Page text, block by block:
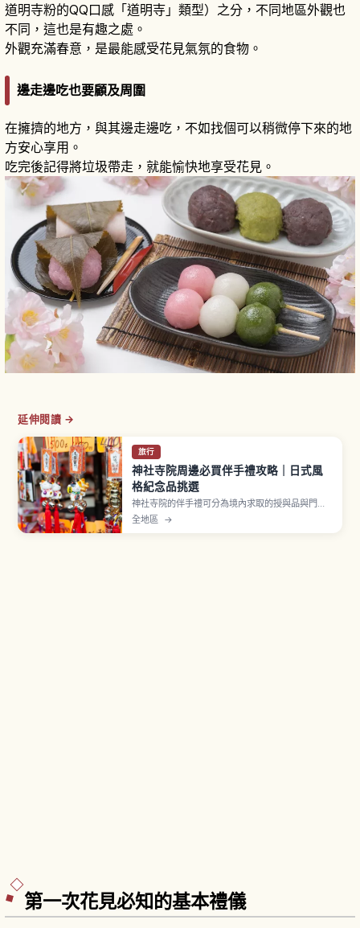
道明寺粉的QQ口感「道明寺」類型）之分，不同地區外觀也
不同，這也是有趣之處。
外觀充滿春意，是最能感受花見氣氛的食物。
邊走邊吃也要顧及周圍
在擁擠的地方，與其邊走邊吃，不如找個可以稍微停下來的地
方安心享用。
吃完後記得將垃圾帶走，就能愉快地享受花見。
延伸閱讀 →
旅行
神社寺院周邊必買伴手禮攻略｜日式風
格紀念品挑選
神社寺院的伴手禮可分為境內求取的授與品與門前
町販售的紀念品兩類。御守為宗教意義物品，初穗
全地區 →
第一次花見必知的基本禮儀